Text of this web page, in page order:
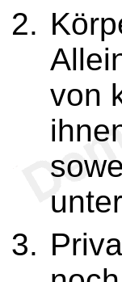
von